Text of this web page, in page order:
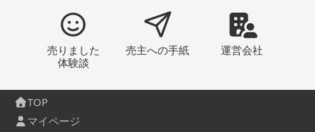
売りました
体験談
売主への手紙 運営会社
TOP
マイページ